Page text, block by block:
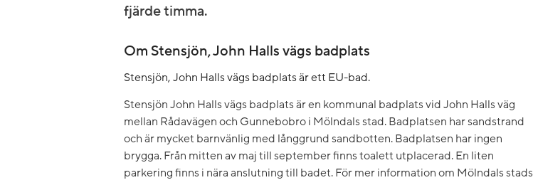
fjärde timma.
Om Stensjön, John Halls vägs badplats
Stensjön, John Halls vägs badplats är ett EU-bad.
Stensjön John Halls vägs badplats är en kommunal badplats vid John Halls väg
mellan Rådavägen och Gunnebobro i Mölndals stad. Badplatsen har sandstrand
och är mycket barnvänlig med långgrund sandbotten. Badplatsen har ingen
brygga. Från mitten av maj till september finns toalett utplacerad. En liten
parkering finns i nära anslutning till badet. För mer information om Mölndals stads